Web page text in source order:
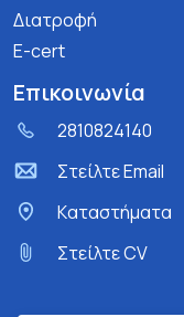
Διατροφή
E-cert
Επικοινωνία
2810824140
Στείλτε Email
Kαταστήματα
Στείλτε CV